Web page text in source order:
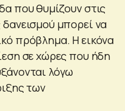
που θυμίζουν στις
μπορεί να
πρόβλημα. Η εικόνα
σε χώρες που ήδη
λόγω
των